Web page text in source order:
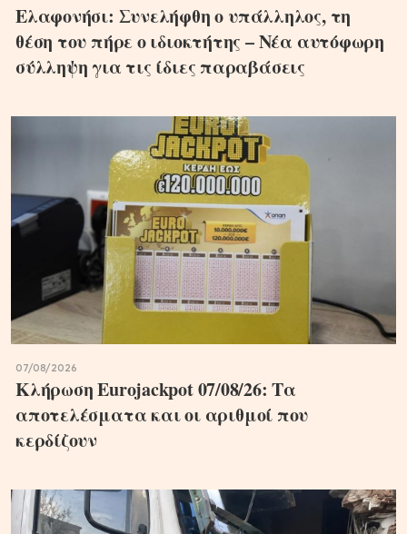
Ελαφονήσι: Συνελήφθη ο υπάλληλος, τη
θέση του πήρε ο ιδιοκτήτης – Νέα αυτόφωρη
σύλληψη για τις ίδιες παραβάσεις
07/08/2026
Κλήρωση Eurojackpot 07/08/26: Τα
αποτελέσματα και οι αριθμοί που
κερδίζουν